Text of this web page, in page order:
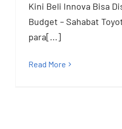
Kini Beli Innova Bisa
Budget – Sahabat
para[...]
Read More